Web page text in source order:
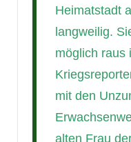
Heimatstadt
langweilig.
möglich raus
mit den
alten Frau